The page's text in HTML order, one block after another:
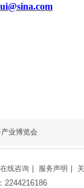
业博览会
在线咨询 服务声明
2244216186